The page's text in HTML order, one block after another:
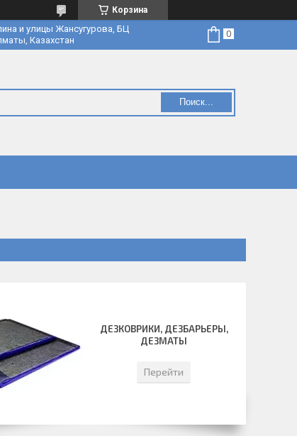
Корзина
и улицы Жансугурова, БЦ
Казахстан
Поиск...
ДЕЗКОВРИКИ, ДЕЗБАРЬЕРЫ,
ДЕЗМАТЫ
Перейти